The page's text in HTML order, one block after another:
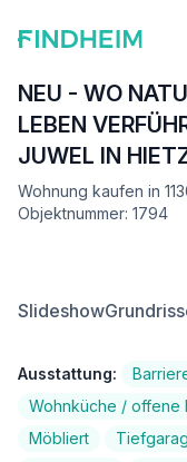
NEU - WO
LEBEN
JUWEL IN
Wohnung kaufen in
Objektnummer: 1794
Slideshow
Ausstattung:
Wohnküche / offene
Möbliert